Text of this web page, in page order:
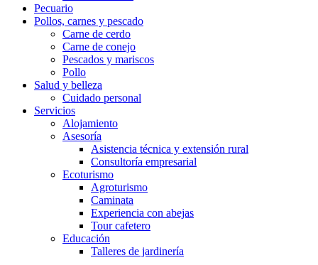
Pecuario
Pollos, carnes y pescado
Carne de cerdo
Carne de conejo
Pescados y mariscos
Pollo
Salud y belleza
Cuidado personal
Servicios
Alojamiento
Asesoría
Asistencia técnica y extensión rural
Consultoría empresarial
Ecoturismo
Agroturismo
Caminata
Experiencia con abejas
Tour cafetero
Educación
Talleres de jardinería